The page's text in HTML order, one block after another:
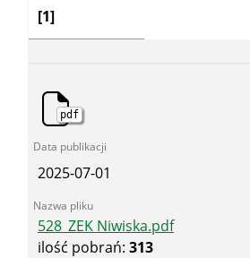
[1]
pdf
2025-07-01
528_ZEK Niwiska.pdf
ilość pobrań: 313